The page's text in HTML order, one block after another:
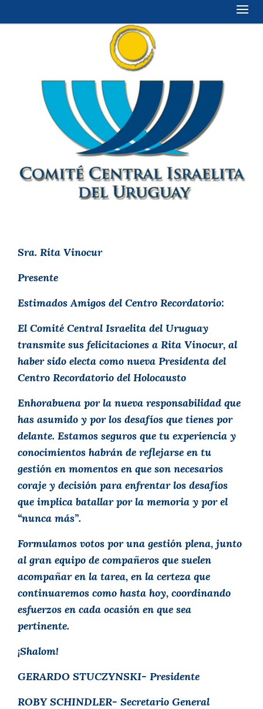
Sra. Rita Vinocur
Presente
Estimados Amigos del Centro Recordatorio:
El Comité Central Israelita del Uruguay
transmite sus felicitaciones a Rita Vinocur, al
haber sido electa como nueva Presidenta del
Centro Recordatorio del Holocausto
Enhorabuena por la nueva responsabilidad que
has asumido y por los desafíos que tienes por
delante. Estamos seguros que tu experiencia y
conocimientos habrán de reflejarse en tu
gestión en momentos en que son necesarios
coraje y decisión para enfrentar los desafíos
que implica batallar por la memoria y por el
“nunca más”.
Formulamos votos por una gestión plena, junto
al gran equipo de compañeros que suelen
acompañar en la tarea, en la certeza que
continuaremos como hasta hoy, coordinando
esfuerzos en cada ocasión en que sea
pertinente.
¡Shalom!
GERARDO STUCZYNSKI- Presidente
ROBY SCHINDLER- Secretario General